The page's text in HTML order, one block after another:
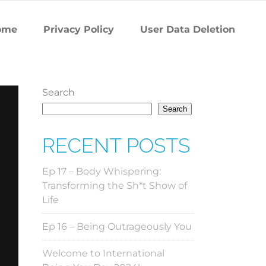
Privacy Policy User Data Deletion
Search
Search
RECENT POSTS
Ep 17 – Body Whispering:
Transforming the Sh*t Show of
Life
Ep 16 – Being Outrageously You
Welcome to International